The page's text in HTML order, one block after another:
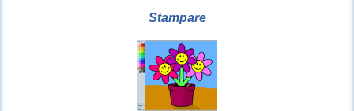
Stampare